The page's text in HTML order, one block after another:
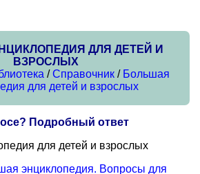
ДЛЯ ДЕТЕЙ И
ВЗРОСЛЫХ
/Справочник / Большая
для детей и взрослых
Подробный ответ
энциклопедия. Вопросы для